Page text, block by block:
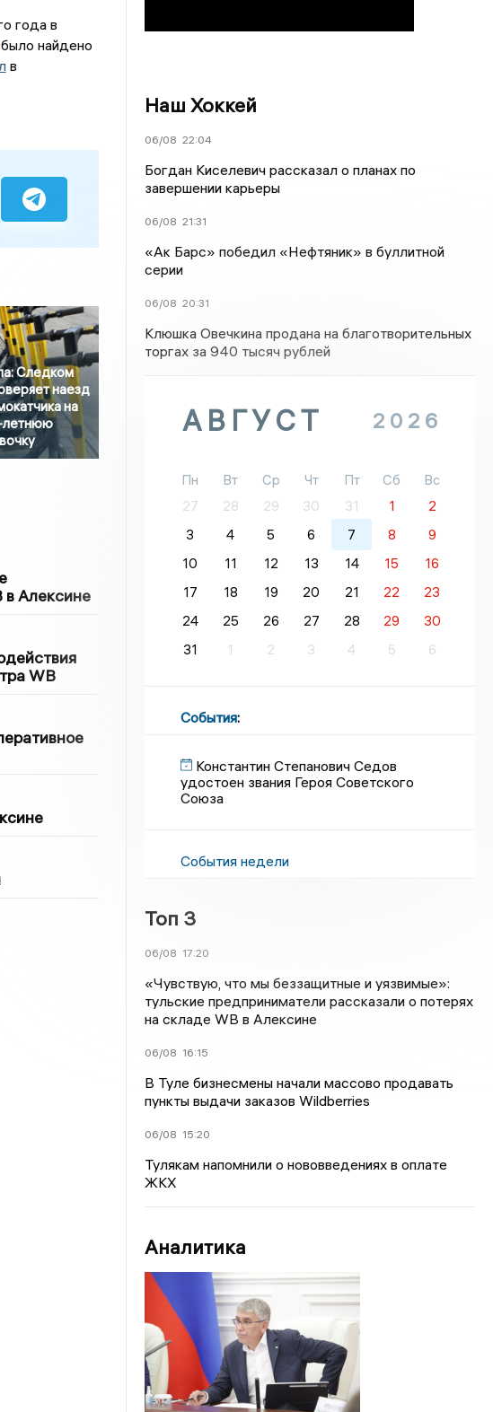
года в
найдено
в
Следком
наезд
на
летнюю
в Алексине
WB
Наш Хоккей
06/08 22:04
Богдан Киселевич рассказал о планах по
завершении карьеры
06/08 21:31
«Ак Барс» победил «Нефтяник» в буллитной
серии
06/08 20:31
Клюшка Овечкина продана на благотворительных
торгах за 940 тысяч рублей
АВГУСТ 2026
Пн Вт Ср Чт Пт Сб
Вс
27
28 29 30 31 1
2
3
4 5 6 7 8
9
10
11 12 13 14 15
16
17
18 19 20 21 22
23
24
25 26 27 28 29
30
31
1 2 3 4 5 6
События:
Константин Степанович Седов
удостоен звания Героя Советского
Союза
События недели
Топ 3
06/08 17:20
«Чувствую, что мы беззащитные и уязвимые»:
тульские предприниматели рассказали о потерях
на складе WB в Алексине
06/08 16:15
В Туле бизнесмены начали массово продавать
пункты выдачи заказов Wildberries
06/08 15:20
Тулякам напомнили о нововведениях в оплате
ЖКХ
Аналитика